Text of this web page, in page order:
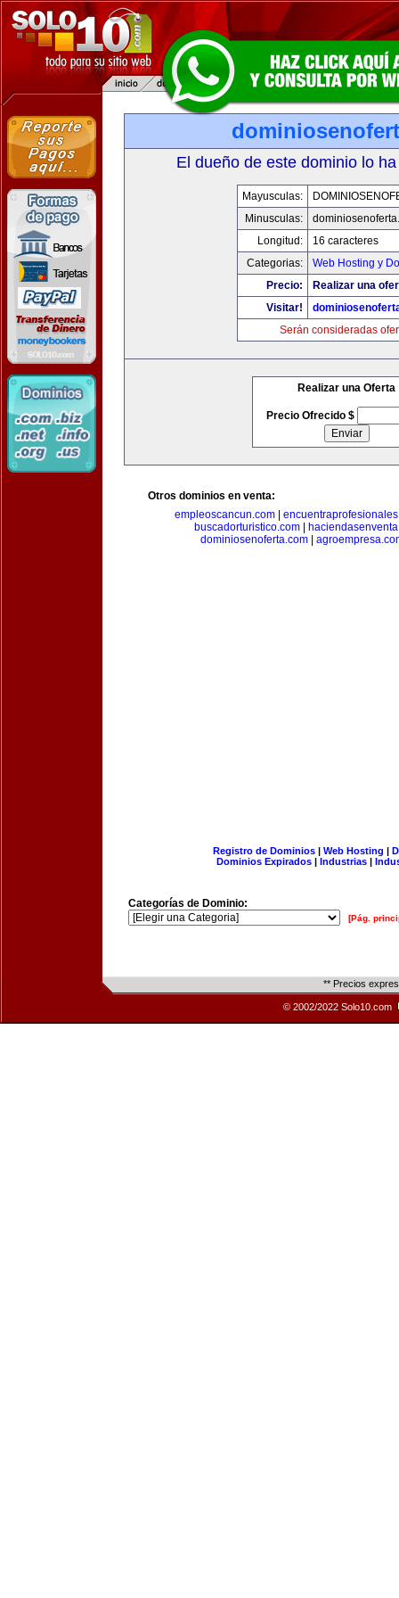
El dueño de este dominio lo
Mayusculas:
Minusculas:
Longitud:
16 caracteres
Categorias:
Web Hosting y
Precio:
Realizar una
Visitar!
Serán consideradas
Realizar una Oferta
Precio Ofrecido $
Otros dominios en venta:
empleoscancun.com
buscadorturistico.com|
dominiosenoferta.com
Registro de Dominios| Web Hosting |
Dominios Expirados | Industrias |
Categorías de Dominio:
[Pág.
** Precios
© 2002/2022 Solo10.com